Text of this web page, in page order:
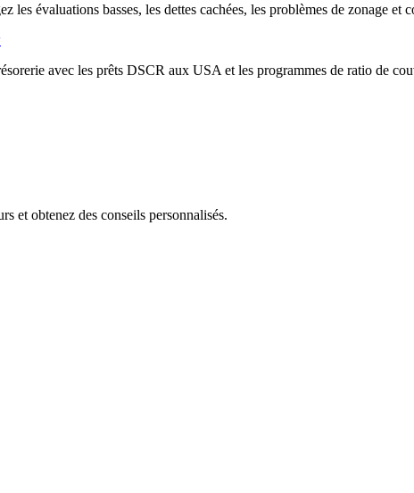
évaluations basses, les dettes cachées, les problèmes de zonage et
avec les prêts DSCR aux USA et les programmes de ratio de
et obtenez des conseils personnalisés.